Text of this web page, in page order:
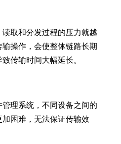
取和分发过程的压力就越
操作，会使整体链路长期
传输时间大幅延长。
理系统，不同设备之间的
困难，无法保证传输效